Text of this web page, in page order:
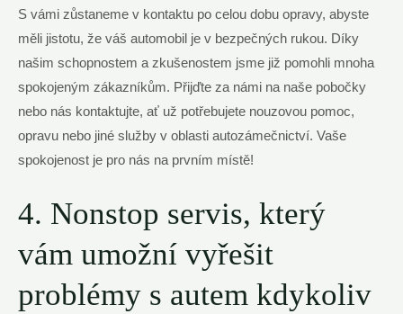
S vámi zůstaneme v kontaktu po celou dobu opravy, abyste
měli jistotu, že váš automobil je v bezpečných rukou. Díky
našim schopnostem a zkušenostem jsme již pomohli mnoha
spokojeným zákazníkům. Přijďte za námi na naše pobočky
nebo nás kontaktujte, ať už potřebujete nouzovou pomoc,
opravu nebo jiné služby v oblasti autozámečnictví. Vaše
spokojenost je pro nás na prvním místě!
4. Nonstop servis, který
vám umožní vyřešit
problémy s autem kdykoliv